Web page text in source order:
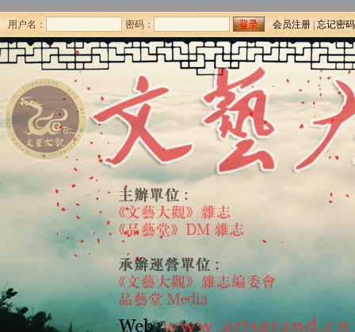
用户名： 密码： 会员注册|忘记密码